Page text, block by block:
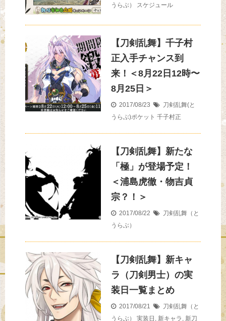
うらぶ）
スケジュール
【刀剣乱舞】千子村
正入手チャンス到
来！＜8月22日12時〜
8月25日＞
2017/08/23
刀剣乱舞(と
うらぶ)ポケット 千子村正
【刀剣乱舞】新たな
「極」が登場予定！
＜浦島虎徹・物吉貞
宗？！＞
2017/08/22
刀剣乱舞（と
うらぶ）
【刀剣乱舞】新キャ
ラ（刀剣男士）の実
装日一覧まとめ
2017/08/21
刀剣乱舞（と
うらぶ）
実装日 , 新キャラ , 新刀